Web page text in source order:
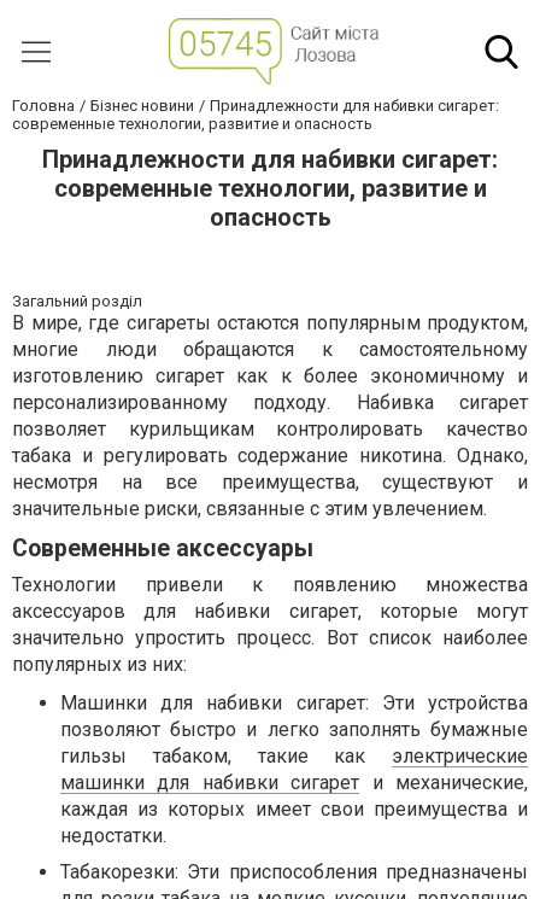
Головна Бізнес новини
Принадлежности для набивки сигарет:
современные технологии, развитие и опасность
Принадлежности для набивки сигарет:
современные технологии, развитие и
опасность
Загальний розділ
В мире, где сигареты остаются популярным продуктом,
многие люди обращаются к самостоятельному
изготовлению сигарет как к более экономичному и
персонализированному подходу. Набивка сигарет
позволяет курильщикам контролировать качество
табака и регулировать содержание никотина. Однако,
несмотря на все преимущества, существуют и
значительные риски, связанные с этим увлечением.
Современные аксессуары
Технологии привели к появлению множества
аксессуаров для набивки сигарет, которые могут
значительно упростить процесс. Вот список наиболее
популярных из них:
Машинки для набивки сигарет: Эти устройства
позволяют быстро и легко заполнять бумажные
гильзы табаком, такие как электрические
машинки для набивки сигарет и механические,
каждая из которых имеет свои преимущества и
недостатки.
Табакорезки: Эти приспособления предназначены